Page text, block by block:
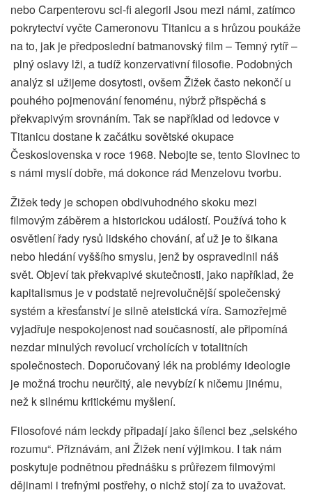
nebo Carpenterovu sci-fi alegorii Jsou mezi námi, zatímco
pokrytectví vyčte Cameronovu Titanicu a s hrůzou poukáže
na to, jak je předposlední batmanovský film – Temný rytíř –
plný oslavy lži, a tudíž konzervativní filosofie. Podobných
analýz si užijeme dosytosti, ovšem Žižek často nekončí u
pouhého pojmenování fenoménu, nýbrž přispěchá s
překvapivým srovnáním. Tak se například od ledovce v
Titanicu dostane k začátku sovětské okupace
Československa v roce 1968. Nebojte se, tento Slovinec to
s námi myslí dobře, má dokonce rád Menzelovu tvorbu.
Žižek tedy je schopen obdivuhodného skoku mezi
filmovým záběrem a historickou událostí. Používá toho k
osvětlení řady rysů lidského chování, ať už je to šikana
nebo hledání vyššího smyslu, jenž by ospravedlnil náš
svět. Objeví tak překvapivé skutečnosti, jako například, že
kapitalismus je v podstatě nejrevolučnější společenský
systém a křesťanství je silně ateistická víra. Samozřejmě
vyjadřuje nespokojenost nad současností, ale připomíná
nezdar minulých revolucí vrcholících v totalitních
společnostech. Doporučovaný lék na problémy ideologie
je možná trochu neurčitý, ale nevybízí k ničemu jinému,
než k silnému kritickému myšlení.
Filosofové nám leckdy připadají jako šílenci bez „selského
rozumu“. Přiznávám, ani Žižek není výjimkou. I tak nám
poskytuje podnětnou přednášku s průřezem filmovými
dějinami i trefnými postřehy, o nichž stojí za to uvažovat.